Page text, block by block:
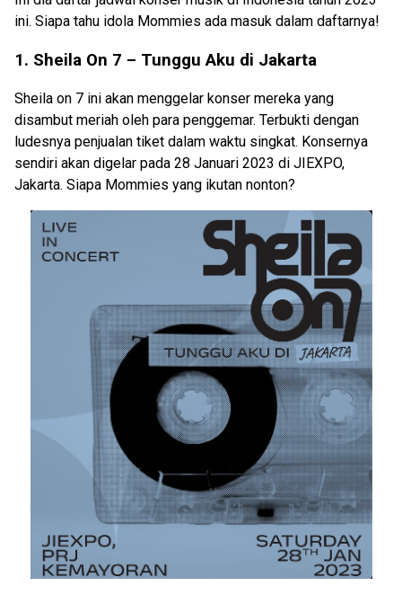
ini. Siapa tahu idola Mommies ada masuk dalam daftarnya!
1. Sheila On 7 – Tunggu Aku di Jakarta
Sheila on 7 ini akan menggelar konser mereka yang
disambut meriah oleh para penggemar. Terbukti dengan
ludesnya penjualan tiket dalam waktu singkat. Konsernya
sendiri akan digelar pada 28 Januari 2023 di JIEXPO,
Jakarta. Siapa Mommies yang ikutan nonton?